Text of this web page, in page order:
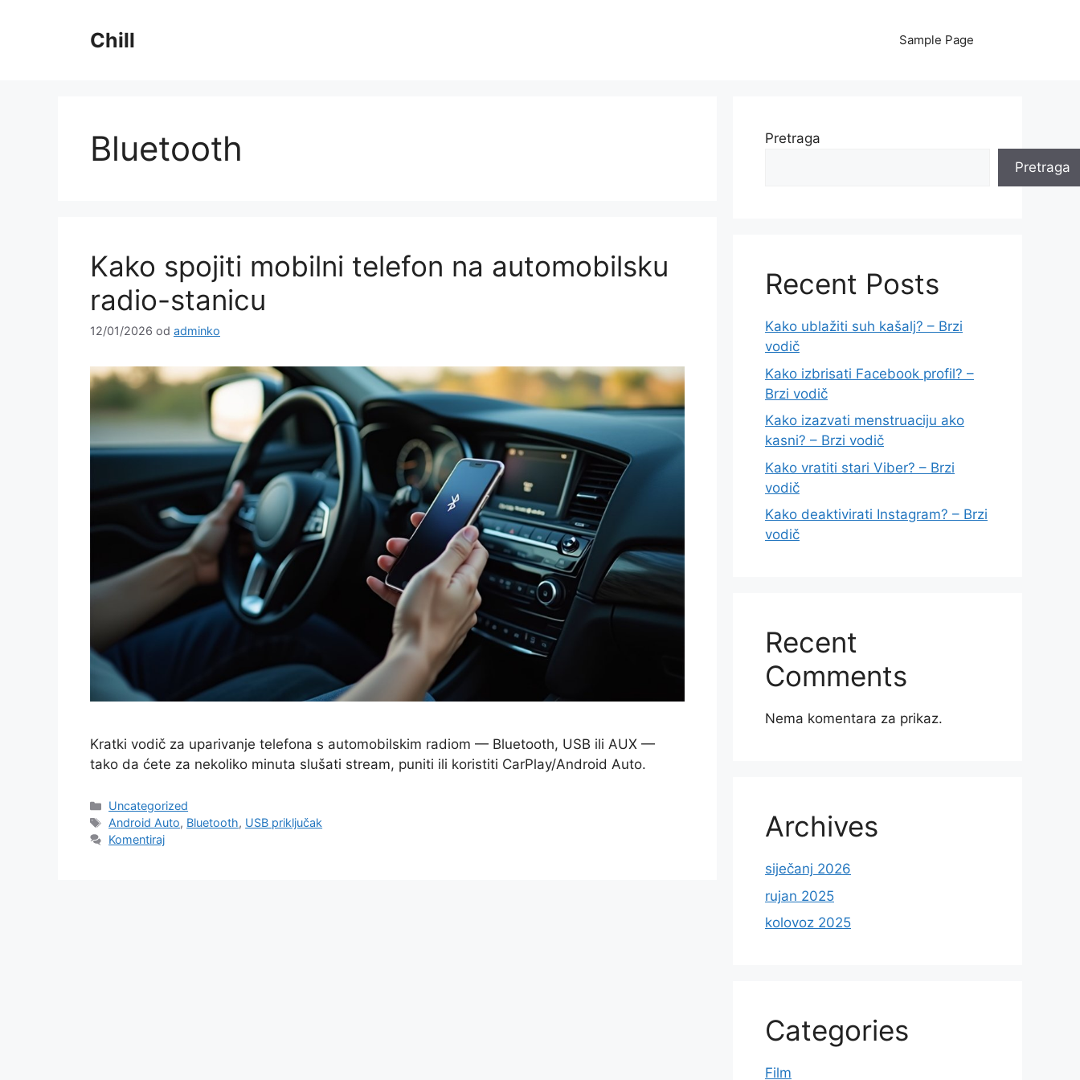
Chill Sample Page
Bluetooth
Kako spojiti mobilni telefon na automobilsku
radio-stanicu
12/01/2026 od adminko
Kratki vodič za uparivanje telefona s automobilskim radiom — Bluetooth, USB ili AUX —
tako da ćete za nekoliko minuta slušati stream, puniti ili koristiti CarPlay/Android Auto.
Kategorije
Uncategorized
Oznake
Android Auto, Bluetooth, USB priključak
Komentiraj
Pretraga
Pretraga
Recent Posts
Kako ublažiti suh kašalj? – Brzi
vodič
Kako izbrisati Facebook profil? –
Brzi vodič
Kako izazvati menstruaciju ako
kasni? – Brzi vodič
Kako vratiti stari Viber? – Brzi
vodič
Kako deaktivirati Instagram? – Brzi
vodič
Recent
Comments
Nema komentara za prikaz.
Archives
siječanj 2026
rujan 2025
kolovoz 2025
Categories
Film